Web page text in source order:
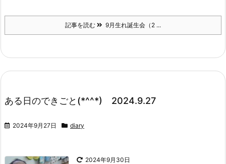
記事を読む 9月生れ誕生会（2 ...
ある日のできごと(*^^*) 2024.9.27
2024年9月27日 diary
2024年9月30日